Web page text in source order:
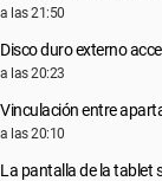
a las 21:50
Disco duro externo
a las 20:23
Vinculación entre
a las 20:10
La pantalla de la tablet